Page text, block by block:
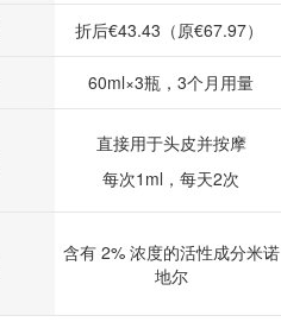
折后€43.43（原€67.97）
60ml×3瓶，3个月用量
直接用于头皮并按摩
每次1ml，每天2次
含有 2% 浓度的活性成分米诺
地尔